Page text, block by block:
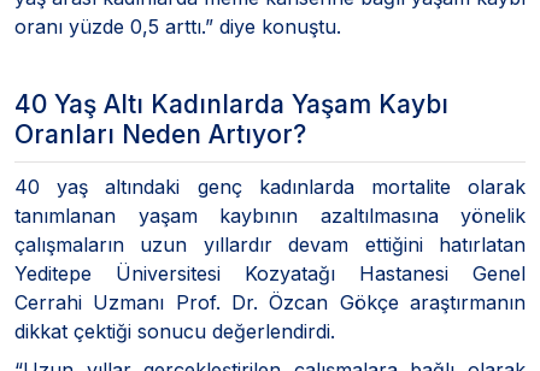
oranı yüzde 0,5 arttı.” diye konuştu.
40 Yaş Altı Kadınlarda Yaşam Kaybı
Oranları Neden Artıyor?
40 yaş altındaki genç kadınlarda mortalite olarak
tanımlanan yaşam kaybının azaltılmasına yönelik
çalışmaların uzun yıllardır devam ettiğini hatırlatan
Yeditepe Üniversitesi Kozyatağı Hastanesi Genel
Cerrahi Uzmanı Prof. Dr. Özcan Gökçe araştırmanın
dikkat çektiği sonucu değerlendirdi.